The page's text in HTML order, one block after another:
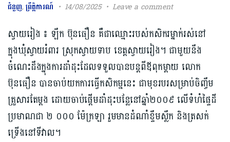
ជំនួញ,ព្រឹត្តិការណ៍ 14/08/2025 Leave a comment
ស្វាយរៀង ៖ ឡឹក ប៊ុនធឿន គឺជាឈ្មោះរបស់កសិករម្នាក់រស់នៅ
ក្នុងឃុំស្វាយរំពារ ស្រុកស្វាយទាប ខេត្ត​ស្វាយរៀង។ ជាមួយនឹង
ចំណេះដឹងក្នុងការដាំដុះដែលទទួលបានបន្តពីឪពុកម្ដាយ លោក
ប៊ុនធឿន បានចាប់យកការធ្វើកសិកម្មនេះ ជាមុខរបរសម្រាប់ចិញ្ចឹម
គ្រួសារតែម្ដង ​ដោយចាប់ផ្តើមដាំដុះបន្លែនៅឆ្នាំ២០០៩ លើទំហំផ្ទៃដី
ប្រមាណជា ២ ០០០ ម៉ែក្រឡា រួមមានដំណាំខ្ទឹមស្លឹក និងត្រសក់
ទ្រើងនៅទីវាល។